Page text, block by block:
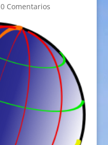
0 Comentarios